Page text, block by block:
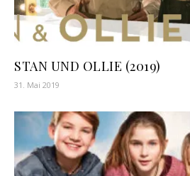
STAN UND OLLIE (2019)
31. Mai 2019